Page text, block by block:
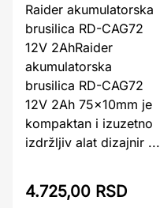
Raider akumulatorska
brusilica RD-CAG72
12V 2AhRaider
akumulatorska
brusilica RD-CAG72
12V 2Ah 75x10mm je
kompaktan i izuzetno
izdržljiv alat dizajnir ...
4.725,00 RSD